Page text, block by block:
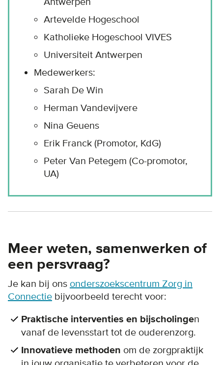
Artevelde Hogeschool
Katholieke Hogeschool VIVES
Universiteit Antwerpen
Medewerkers:
Sarah De Win
Herman Vandevijvere
Nina Geuens
Erik Franck (Promotor, KdG)
Peter Van Petegem (Co-promotor,
UA)
Meer weten, samenwerken of
een persvraag?
Je kan bij ons onderszoekscentrum Zorg in
Connectie bijvoorbeeld terecht voor:
Praktische interventies en bijscholingen
vanaf de levensstart tot de ouderenzorg.
Innovatieve methoden om de zorgpraktijk